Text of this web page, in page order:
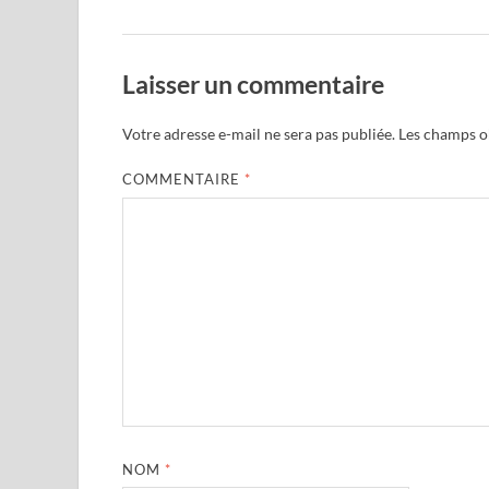
Laisser un commentaire
Votre adresse e-mail ne sera pas publiée. Les champs
COMMENTAIRE *
NOM *